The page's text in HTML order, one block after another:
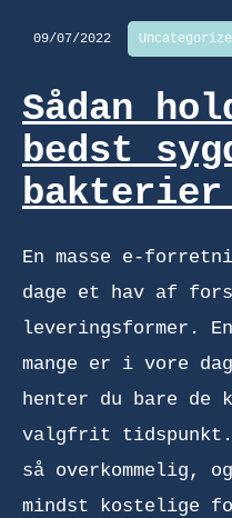
09/07/2022
Sådan
bedst
bakterier
En masse e-
dage et hav af
leveringsformer.
mange er i vore
henter du bare de
valgfrit tidspunkt.
så overkommelig,
mindst kostelige